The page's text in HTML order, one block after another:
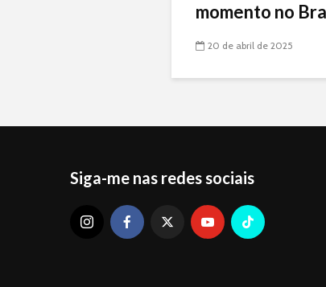
momento no
20 de abril de 2025
Siga-me nas redes sociais